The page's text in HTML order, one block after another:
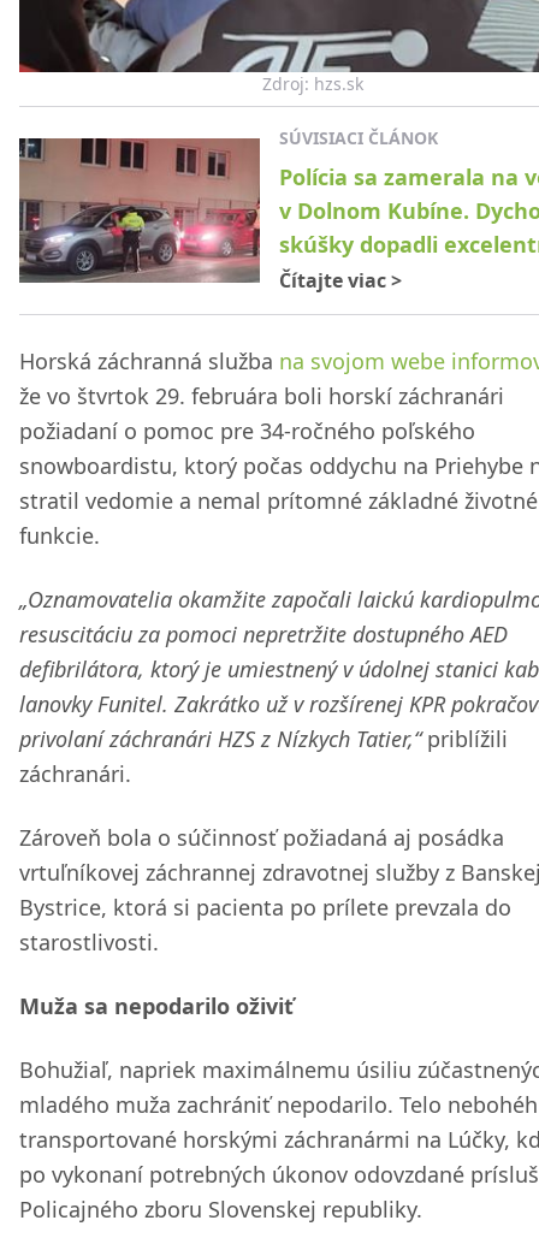
Zdroj: hzs.sk
SÚVISIACI ČLÁNOK
Polícia sa zamerala na
v Dolnom Kubíne.
skúšky dopadli
Čítajte viac>
Horská záchranná služba na svojom webe
že vo štvrtok 29. februára boli horskí záchranári
požiadaní o pomoc pre 34-ročného poľského
snowboardistu, ktorý počas oddychu na Priehybe
stratil vedomie a nemal prítomné základné životné
funkcie.
„Oznamovatelia okamžite započali laickú
resuscitáciu za pomoci nepretržite dostupného AED
defibrilátora, ktorý je umiestnený v údolnej stanici
lanovky Funitel. Zakrátko už v rozšírenej KPR
privolaní záchranári HZS z Nízkych Tatier,“priblížili
záchranári.
Zároveň bola o súčinnosť požiadaná aj posádka
vrtuľníkovej záchrannej zdravotnej služby z
Bystrice, ktorá si pacienta po prílete prevzala do
starostlivosti.
Muža sa nepodarilo oživiť
Bohužiaľ, napriek maximálnemu úsiliu
mladého muža zachrániť nepodarilo. Telo
transportované horskými záchranármi na Lúčky,
po vykonaní potrebných úkonov odovzdané
Policajného zboru Slovenskej republiky.